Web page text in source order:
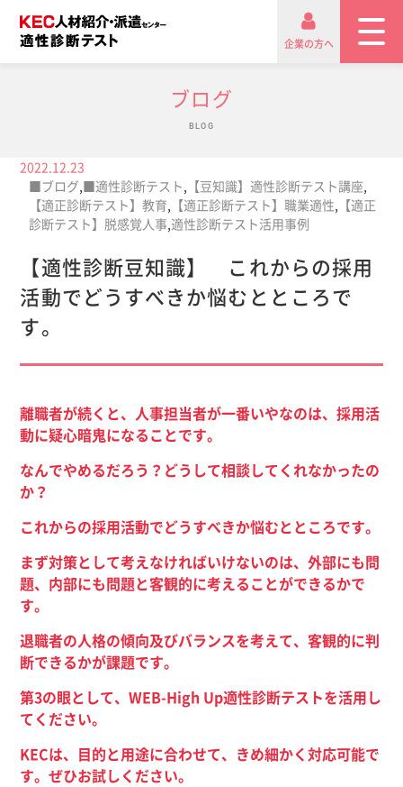
企業の方へ
ブログ
BLOG
2022.12.23
■ブログ,■適性診断テスト, 【豆知識】適性診断テスト講座,
【適正診断テスト】教育, 【適正診断テスト】職業適性, 【適正
診断テスト】脱感覚人事,適性診断テスト活用事例
【適性診断豆知識】 これからの採用
活動でどうすべきか悩むとところで
す。
離職者が続くと、人事担当者が一番いやなのは、採用活
動に疑心暗鬼になることです。
なんでやめるだろう？どうして相談してくれなかったの
か？
これからの採用活動でどうすべきか悩むとところです。
まず対策として考えなければいけないのは、外部にも問
題、内部にも問題と客観的に考えることができるかで
す。
退職者の人格の傾向及びバランスを考えて、客観的に判
断できるかが課題です。
第3の眼として、WEB-High Up適性診断テストを活用し
てください。
KECは、目的と用途に合わせて、きめ細かく対応可能で
す。ぜひお試しください。